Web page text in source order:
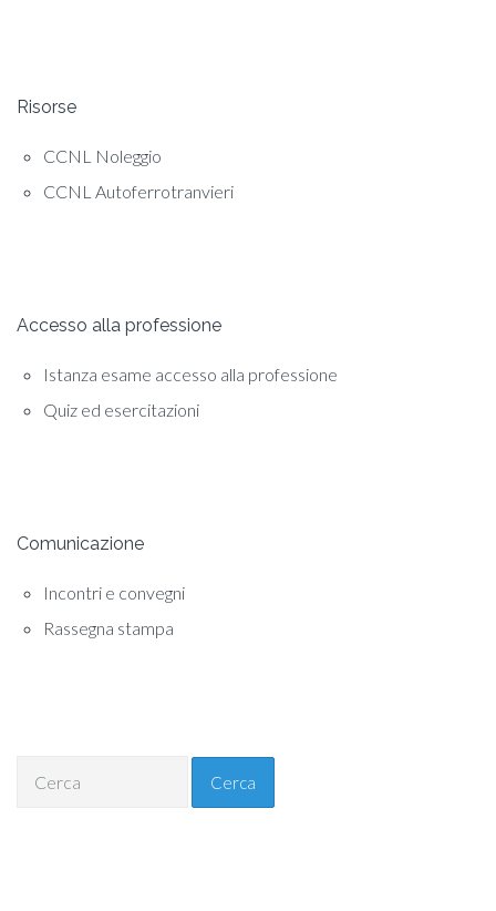
Risorse
CCNL Noleggio
CCNL Autoferrotranvieri
Accesso alla professione
Istanza esame accesso alla professione
Quiz ed esercitazioni
Comunicazione
Incontri e convegni
Rassegna stampa
Cerca